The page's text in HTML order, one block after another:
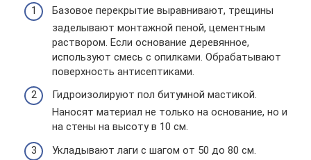
Базовое перекрытие выравнивают, трещины
заделывают монтажной пеной, цементным
раствором. Если основание деревянное,
используют смесь с опилками. Обрабатывают
поверхность антисептиками.
Гидроизолируют пол битумной мастикой.
Наносят материал не только на основание, но и
на стены на высоту в 10 см.
Укладывают лаги с шагом от 50 до 80 см.